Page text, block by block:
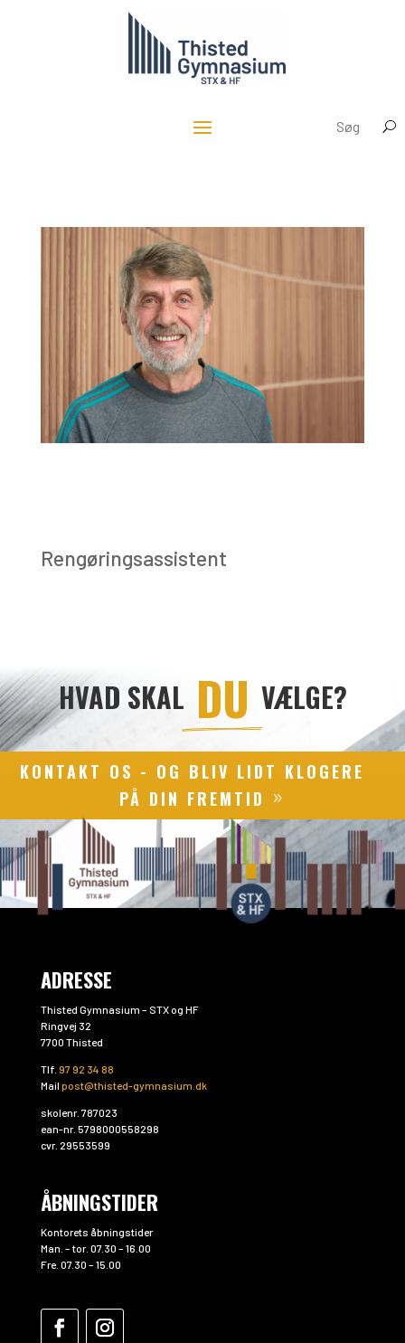
Rengøringsassistent
HVAD SKAL DU VÆLGE?
KONTAKT OS - OG BLIV LIDT KLOGERE
PÅ DIN FREMTID
ADRESSE
Thisted Gymnasium – STX og HF
Ringvej 32
7700 Thisted
Tlf. 97 92 34 88
Mail post@thisted-gymnasium.dk
skolenr. 787023
ean-nr. 5798000558298
cvr. 29553599
ÅBNINGSTIDER
Kontorets åbningstider
Man. – tor. 07.30 – 16.00
Fre. 07.30 – 15.00